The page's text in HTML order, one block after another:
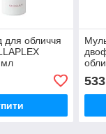
обличчя
антивіковий з
церамідним
533